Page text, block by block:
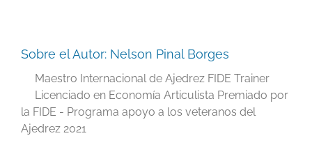
Sobre el Autor: Nelson Pinal Borges
Maestro Internacional de Ajedrez FIDE Trainer
Licenciado en Economía Articulista Premiado por
la FIDE - Programa apoyo a los veteranos del
Ajedrez 2021